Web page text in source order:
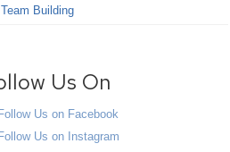
Team Building
Us On